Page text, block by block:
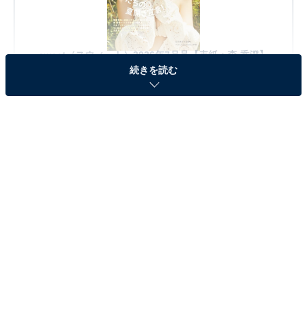
sweet（スウィート）2026年7月号【表紙：森 香澄】
Amazonで見る
続きを読む